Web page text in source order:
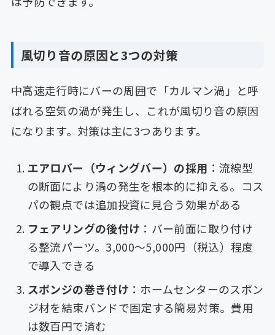
風切り音の原因と3つの対策
中高速走行時にバーの周囲で「カルマン渦」と呼
ばれる空気の渦が発生し、これが風切り音の原因
になります。対策は主に3つあります。
エアロバー（ウィングバー）の採用 ：流線型
の断面により渦の発生を根本的に抑える。コス
パの観点では追加投資に見合う効果がある
フェアリングの後付け ：バー前面に取り付け
る整流パーツ。3,000〜5,000円（税込）程度
で導入できる
スポンジの巻き付け ：ホームセンターのスポン
ジ材を結束バンドで固定する簡易対策。費用
は数百円で済む